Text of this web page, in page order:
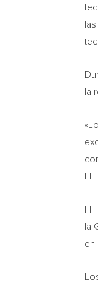
la
la
en